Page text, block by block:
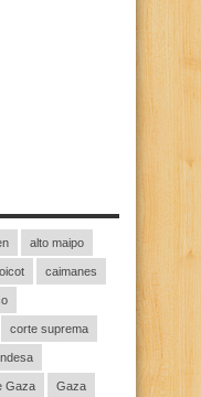
alto maipo
caimanes
corte suprema
Gaza Gaza